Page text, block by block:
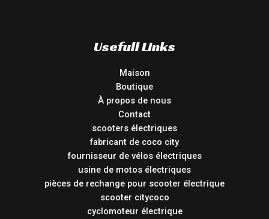
Usefull Links
Maison
Boutique
À propos de nous
Contact
scooters électriques
fabricant de coco city
fournisseur de vélos électriques
usine de motos électriques
pièces de rechange pour scooter électrique
scooter citycoco
cyclomoteur électrique